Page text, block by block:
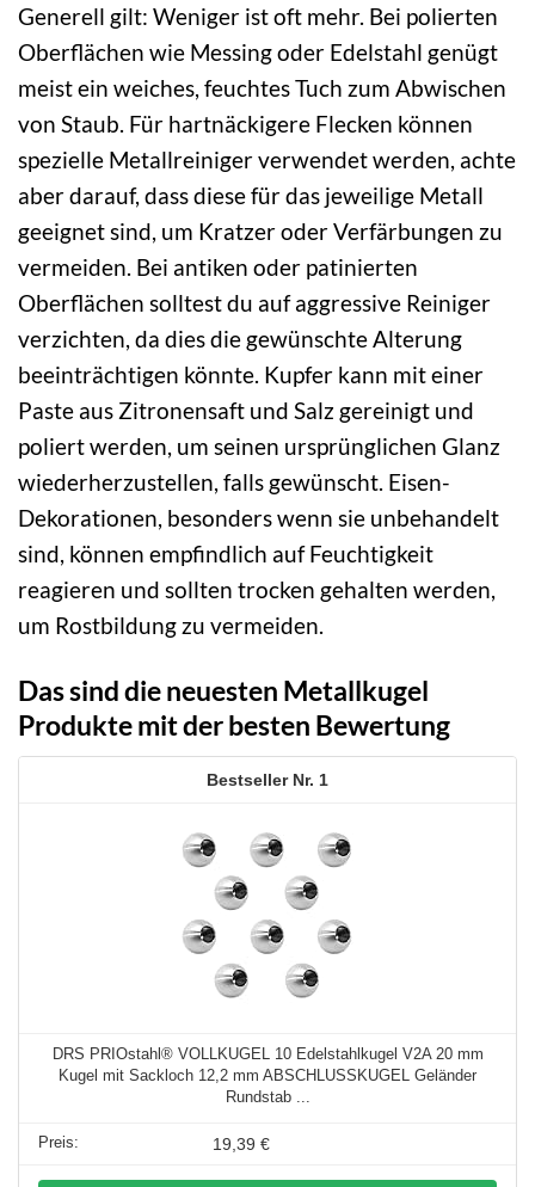
Generell gilt: Weniger ist oft mehr. Bei polierten
Oberflächen wie Messing oder Edelstahl genügt
meist ein weiches, feuchtes Tuch zum Abwischen
von Staub. Für hartnäckigere Flecken können
spezielle Metallreiniger verwendet werden, achte
aber darauf, dass diese für das jeweilige Metall
geeignet sind, um Kratzer oder Verfärbungen zu
vermeiden. Bei antiken oder patinierten
Oberflächen solltest du auf aggressive Reiniger
verzichten, da dies die gewünschte Alterung
beeinträchtigen könnte. Kupfer kann mit einer
Paste aus Zitronensaft und Salz gereinigt und
poliert werden, um seinen ursprünglichen Glanz
wiederherzustellen, falls gewünscht. Eisen-
Dekorationen, besonders wenn sie unbehandelt
sind, können empfindlich auf Feuchtigkeit
reagieren und sollten trocken gehalten werden,
um Rostbildung zu vermeiden.
Das sind die neuesten Metallkugel
Produkte mit der besten Bewertung
1
DRS PRIOstahl® VOLLKUGEL 10 Edelstahlkugel V2A 20 mm
Kugel mit Sackloch 12,2 mm ABSCHLUSSKUGEL Geländer
Rundstab ...
19,39 €